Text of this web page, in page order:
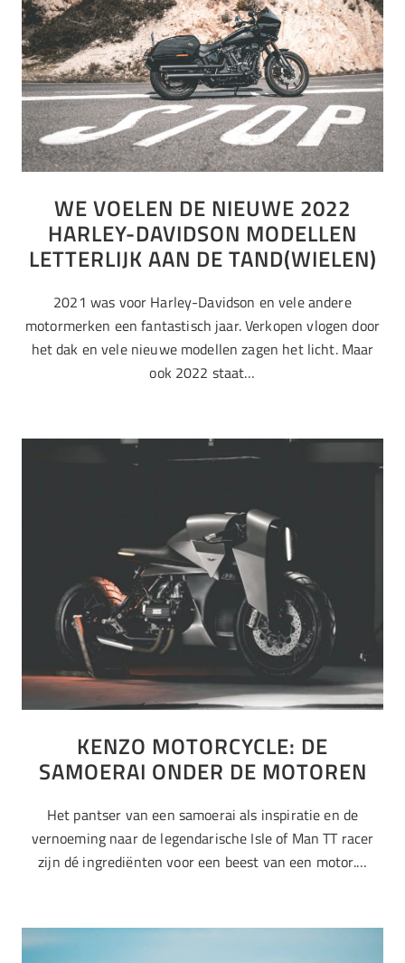
WE VOELEN DE NIEUWE 2022
HARLEY-DAVIDSON MODELLEN
LETTERLIJK AAN DE TAND(WIELEN)
2021 was voor Harley-Davidson en vele andere
motormerken een fantastisch jaar. Verkopen vlogen door
het dak en vele nieuwe modellen zagen het licht. Maar
ook 2022 staat…
KENZO MOTORCYCLE: DE
SAMOERAI ONDER DE MOTOREN
Het pantser van een samoerai als inspiratie en de
vernoeming naar de legendarische Isle of Man TT racer
zijn dé ingrediënten voor een beest van een motor.…